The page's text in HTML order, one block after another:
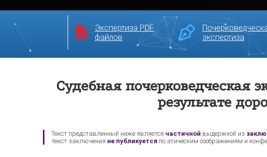
Экспертиза PDF
файлов
экспертиза
Судебная почерковедческая
результате
Текст представленный ниже является частичной выдержкой из
текст заключения не публикуется по этическим соображениям и